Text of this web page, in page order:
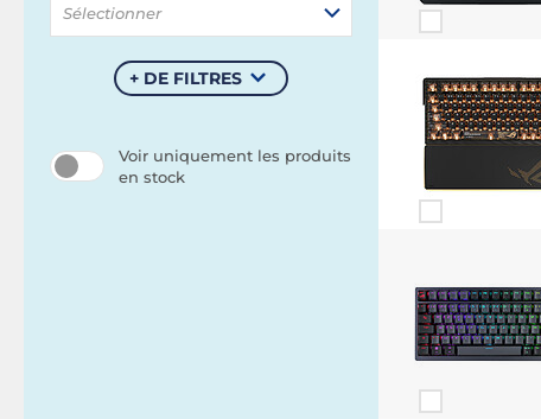
Sélectionner
+ DE FILTRES
Voir uniquement les produits
en stock